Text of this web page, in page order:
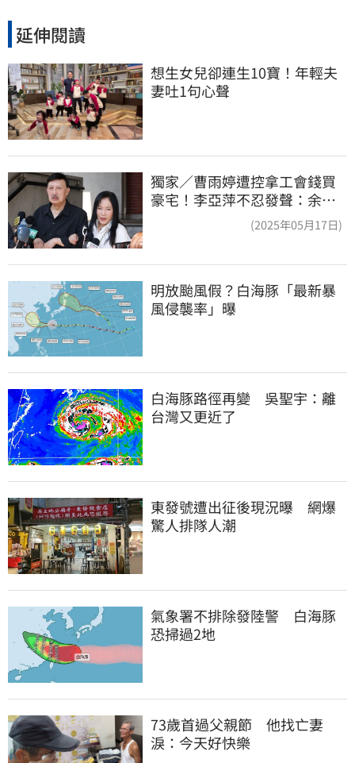
延伸閱讀
想生女兒卻連生10寶！年輕夫
妻吐1句心聲
獨家／曹雨婷遭控拿工會錢買
豪宅！李亞萍不忍發聲：余天
(2025年05月17日)
明放颱風假？白海豚「最新暴
風侵襲率」曝
白海豚路徑再變　吳聖宇：離
台灣又更近了
東發號遭出征後現況曝　網爆
驚人排隊人潮
氣象署不排除發陸警　白海豚
恐掃過2地
73歲首過父親節　他找亡妻
淚：今天好快樂